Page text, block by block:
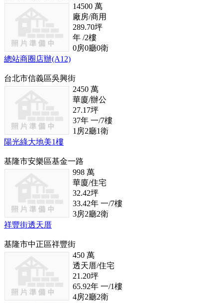
14500 萬
廠房/商用
289.70坪
年 /2樓
0房0廳0衛
總站商圈店辦(A12)
台北市信義區吳興街
2450 萬
華廈/辦公
27.17坪
37年 一/7樓
1 房2廳1衛
陽光綠大地美1樓
基隆市安樂區基金一路
998 萬
華廈/住宅
32.42坪
33.42年 一/7樓
3房2廳2衛
祥豐街透天厝
基隆市中正區祥豐街
450 萬
透天厝/住宅
21.20坪
65.92年 一/1樓
4房2廳2衛